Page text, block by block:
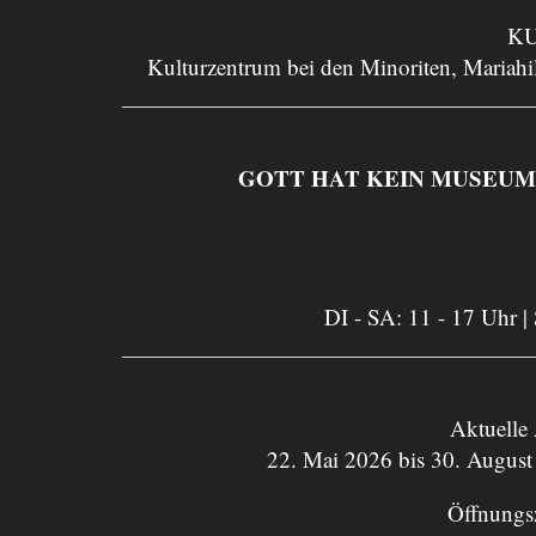
Kulturzentrum bei den Minoriten,
GOTT HAT KEIN
DI - SA: 11 - 17 Uhr |
Aktuelle
22. Mai 2026 bis 30.